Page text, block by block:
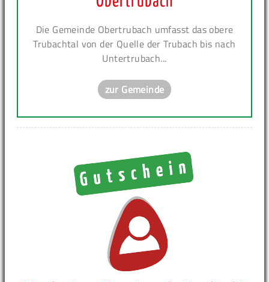
Die Gemeinde Obertrubach umfasst das obere
Trubachtal von der Quelle der Trubach bis nach
Untertrubach...
zur Gemeinde